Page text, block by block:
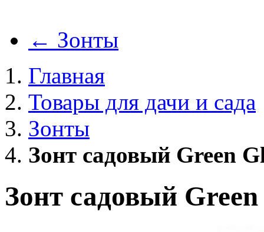
← Зонты
Главная
Товары для дачи и сада
Зонты
Зонт садовый Green
Зонт садовый